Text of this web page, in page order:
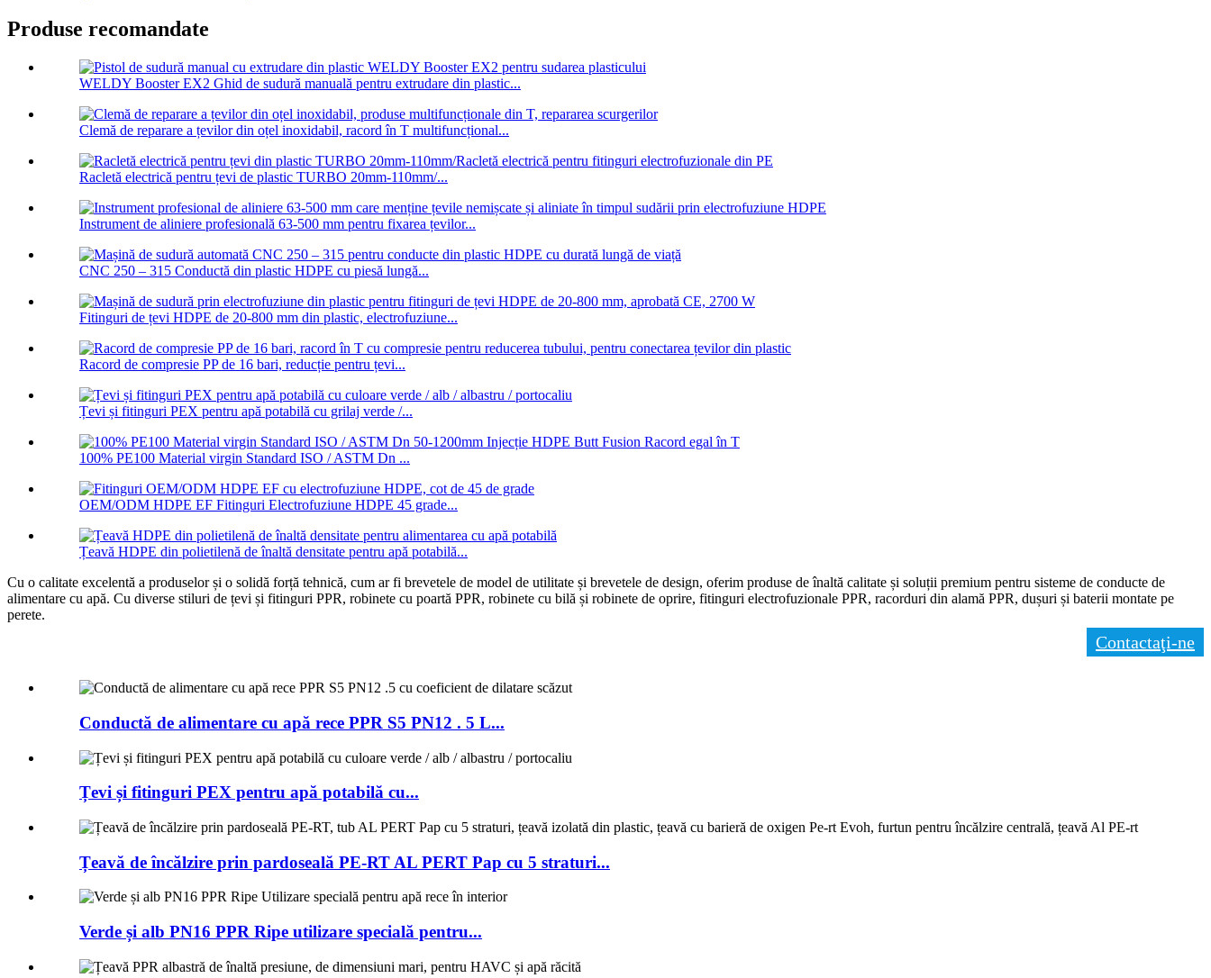
Produse recomandate
WELDY Booster EX2 Ghid de sudură manuală pentru extrudare din plastic...
Clemă de reparare a țevilor din oțel inoxidabil, racord în T multifuncțional...
Racletă electrică pentru țevi de plastic TURBO 20mm-110mm/...
Instrument de aliniere profesională 63-500 mm pentru fixarea țevilor...
CNC 250 – 315 Conductă din plastic HDPE cu piesă lungă...
Fitinguri de țevi HDPE de 20-800 mm din plastic, electrofuziune...
Racord de compresie PP de 16 bari, reducție pentru țevi...
Țevi și fitinguri PEX pentru apă potabilă cu grilaj verde /...
100% PE100 Material virgin Standard ISO / ASTM Dn ...
OEM/ODM HDPE EF Fitinguri Electrofuziune HDPE 45 grade...
Țeavă HDPE din polietilenă de înaltă densitate pentru apă potabilă...
Cu o calitate excelentă a produselor și o solidă forță tehnică, cum ar fi brevetele de model de utilitate și brevetele de design, oferim produse de înaltă calitate și soluții premium pentru sisteme de conducte de
alimentare cu apă. Cu diverse stiluri de țevi și fitinguri PPR, robinete cu poartă PPR, robinete cu bilă și robinete de oprire, fitinguri electrofuzionale PPR, racorduri din alamă PPR, dușuri și baterii montate pe
perete.
Contactaţi-ne
Conductă de alimentare cu apă rece PPR S5 PN12 . 5 L...
Țevi și fitinguri PEX pentru apă potabilă cu...
Țeavă de încălzire prin pardoseală PE-RT AL PERT Pap cu 5 straturi...
Verde și alb PN16 PPR Ripe utilizare specială pentru...